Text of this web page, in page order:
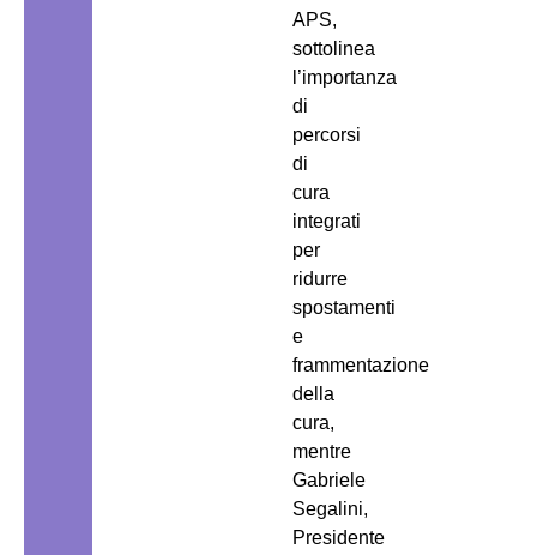
APS,
sottolinea
l’importanza
di
percorsi
di
cura
integrati
per
ridurre
spostamenti
e
frammentazione
della
cura,
mentre
Gabriele
Segalini,
Presidente